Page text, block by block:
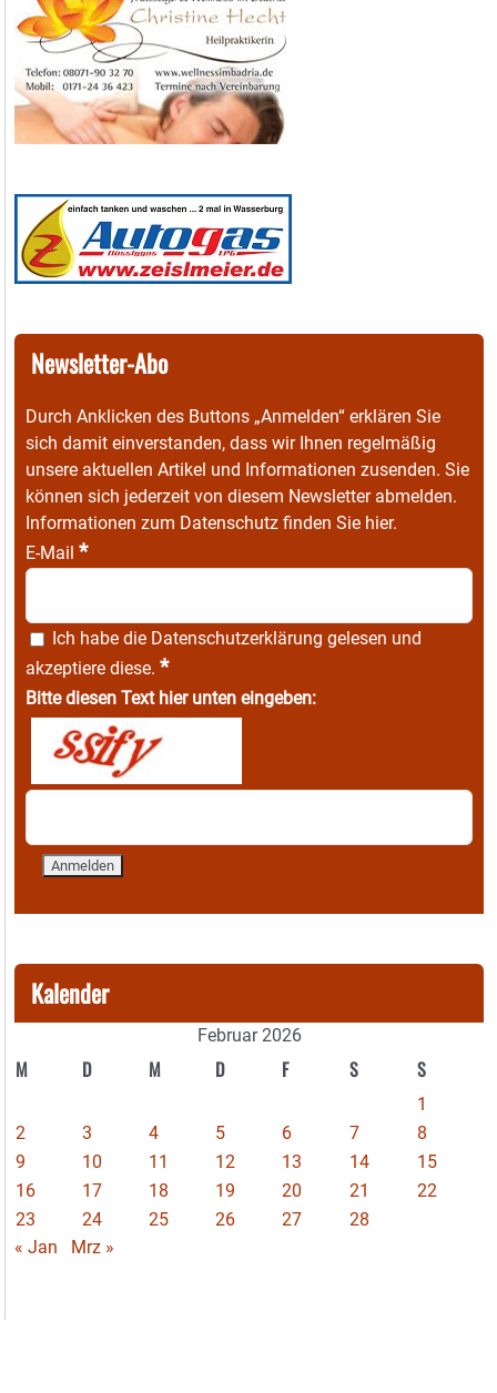
Newsletter-Abo
Durch Anklicken des Buttons „Anmelden“ erklären Sie
sich damit einverstanden, dass wir Ihnen regelmäßig
unsere aktuellen Artikel und Informationen zusenden. Sie
können sich jederzeit von diesem Newsletter abmelden.
Informationen zum Datenschutz finden Sie hier.
E-Mail *
Ich habe die Datenschutzerklärung gelesen und
akzeptiere diese. *
Bitte diesen Text hier unten eingeben:
Kalender
Februar 2026
M D M D F S S
1
2
3 4 5 6 7
8
9
10 11 12 13 14
15
16
17 18 19 20 21
22
23
24 25 26 27
28
« Jan
Mrz »